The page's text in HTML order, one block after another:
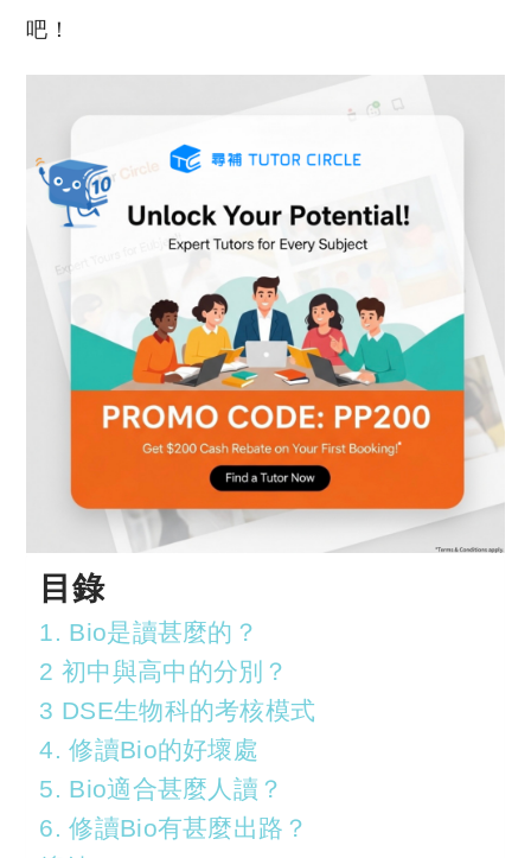
吧！
目錄
1. Bio是讀甚麼的？
2 初中與高中的分別？
3 DSE生物科的考核模式
4. 修讀Bio的好壞處
5. Bio適合甚麼人讀？
6. 修讀Bio有甚麼出路？